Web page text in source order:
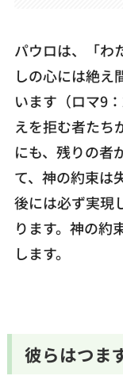
パウロは、「わ
しの心には絶え
います（ロマ9
えを拒む者たち
にも、残りの者
て、神の約束は
後には必ず実現
ります。神の約
します。
彼らはつま